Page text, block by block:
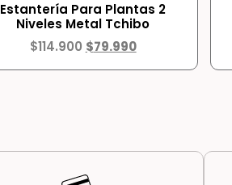
Estantería Para Plantas 2
Niveles Metal Tchibo
$114.900 $79.990